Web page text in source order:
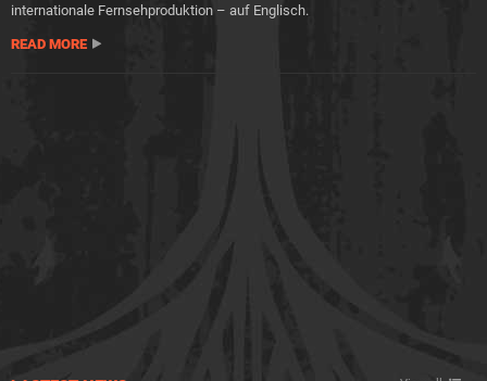
internationale Fernsehproduktion – auf Englisch.
READ MORE